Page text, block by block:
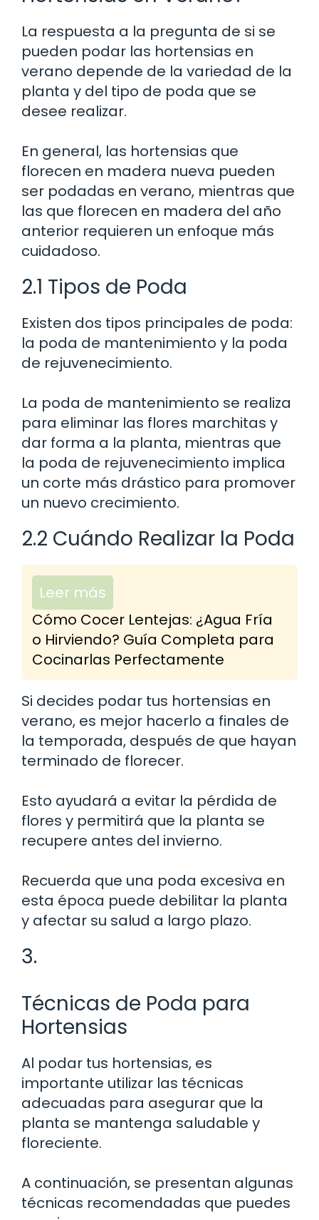
La respuesta a la pregunta de si se
pueden podar las hortensias en
verano depende de la variedad de la
planta y del tipo de poda que se
desee realizar.
En general, las hortensias que
florecen en madera nueva pueden
ser podadas en verano, mientras que
las que florecen en madera del año
anterior requieren un enfoque más
cuidadoso.
2.1 Tipos de Poda
Existen dos tipos principales de poda:
la poda de mantenimiento y la poda
de rejuvenecimiento.
La poda de mantenimiento se realiza
para eliminar las flores marchitas y
dar forma a la planta, mientras que
la poda de rejuvenecimiento implica
un corte más drástico para promover
un nuevo crecimiento.
2.2 Cuándo Realizar la Poda
Leer más
Cómo Cocer Lentejas: ¿Agua Fría
o Hirviendo? Guía Completa para
Cocinarlas Perfectamente
Si decides podar tus hortensias en
verano, es mejor hacerlo a finales de
la temporada, después de que hayan
terminado de florecer.
Esto ayudará a evitar la pérdida de
flores y permitirá que la planta se
recupere antes del invierno.
Recuerda que una poda excesiva en
esta época puede debilitar la planta
y afectar su salud a largo plazo.
3.
Técnicas de Poda para
Hortensias
Al podar tus hortensias, es
importante utilizar las técnicas
adecuadas para asegurar que la
planta se mantenga saludable y
floreciente.
A continuación, se presentan algunas
técnicas recomendadas que puedes